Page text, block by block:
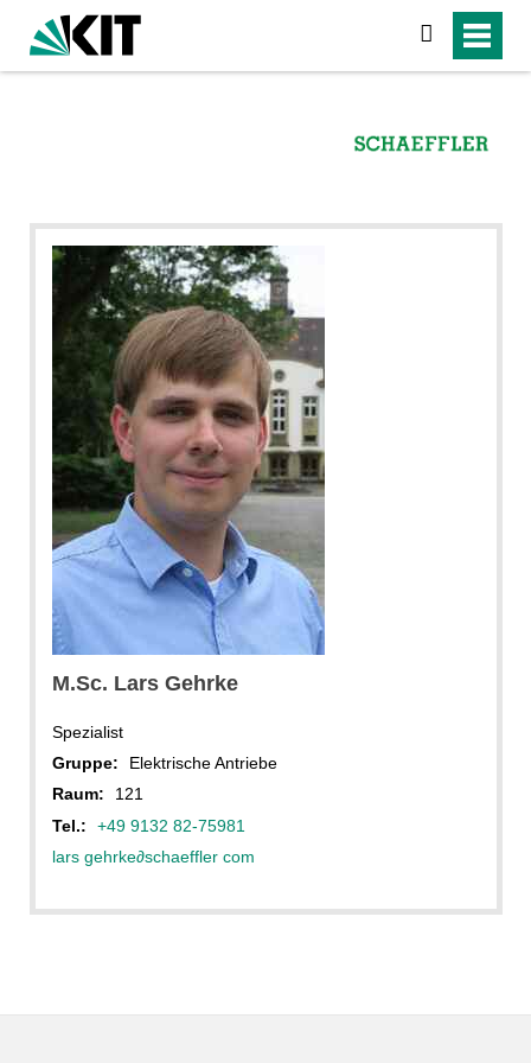
suchen
M.Sc. Lars Gehrke
Spezialist
Gruppe:
Elektrische Antriebe
Raum:
121
Tel.:
+49 9132 82-75981
lars gehrke∂schaeffler com